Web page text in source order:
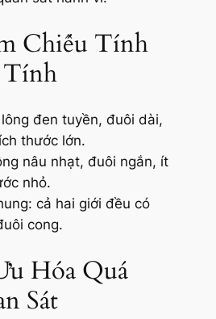
Chiếu Tính
đen tuyền, đuôi dài,
thước lớn.
nâu nhạt, đuôi ngắn, ít
nhỏ.
cả hai giới đều có
cong.
Hóa Quá
Sát